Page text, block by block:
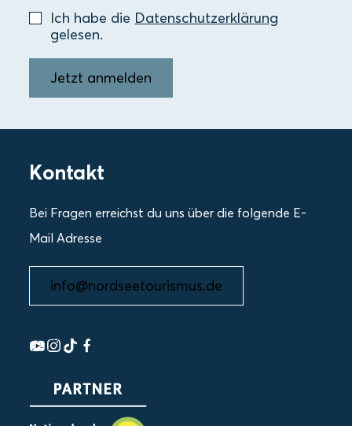
Ich habe die Datenschutzerklärung
gelesen.
Jetzt anmelden
Kontakt
Bei Fragen erreichst du uns über die folgende E-
Mail Adresse
info@nordseetourismus.de